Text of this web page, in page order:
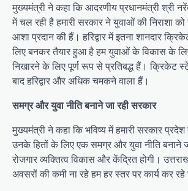
मुख्यमंत्री ने कहा कि आदरणीय प्रधानमंत्री श्री
में चल रही है हमारी सरकार ने युवाओं की निराशा
आशा प्रदान की हैं। हरिद्वार में इतना शानदार
लिए बनकर तैयार हुआ है हम युवाओं के विकास के
निखारने के लिए पूर्ण रूप से प्रतिबद्ध हैं। क्रिकेट
बाद हरिद्वार और अधिक चमकने वाला हैं।
समग्र और युवा नीति बनाने जा रही सरकार
मुख्यमंत्री ने कहा कि भविष्य में हमारी सरकार
उनके हितों के लिए एक समग्र और युवा नीति बनाने
रोजगार व्यक्तित्व विकास और केंद्रित होगी।
अवसरों की कमी ना रहे हम हर स्तर पर कार्य कर रहे